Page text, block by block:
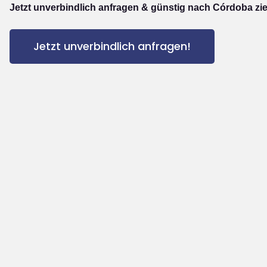
Jetzt unverbindlich anfragen & günstig nach Córdoba
Jetzt unverbindlich anfragen!